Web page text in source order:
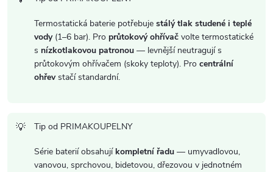
Termostatická baterie potřebuje stálý tlak studené i teplé
vody(1–6 bar). Pro průtokový ohřívač volte termostatické
s nízkotlakovou patronou — levnější neutragují s
průtokovým ohřívačem (skoky teploty). Pro centrální
ohřevstačí standardní.
Tip od PRIMAKOUPELNY
Série baterií obsahují kompletní řadu — umyvadlovou,
vanovou, sprchovou, bidetovou, dřezovou v jednotném